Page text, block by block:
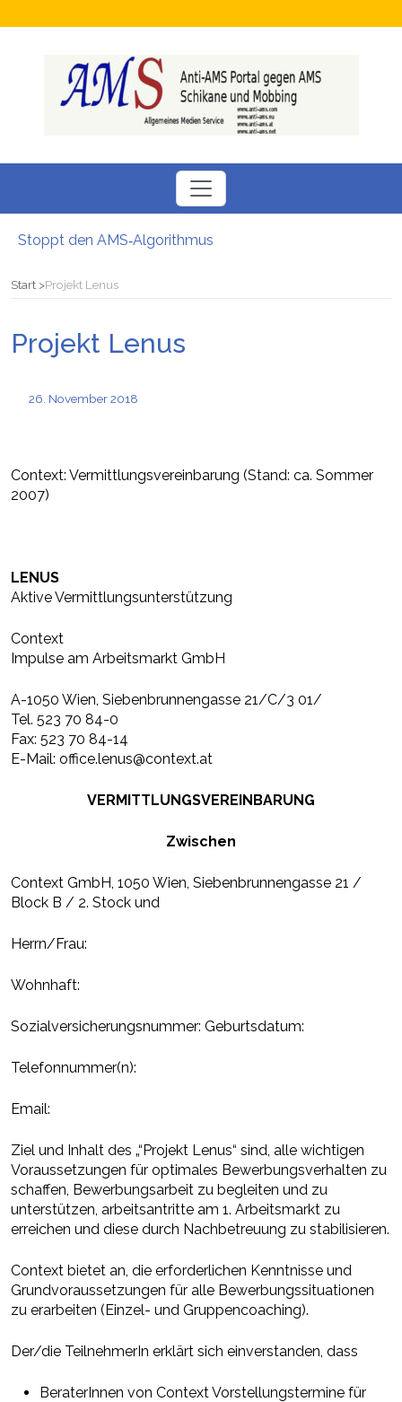
Stoppt den AMS‑Algorithmus
Start Projekt Lenus
Projekt Lenus
26. November 2018
Context: Vermittlungsvereinbarung (Stand: ca. Sommer
2007)
LENUS
Aktive Vermittlungsunterstützung
Context
Impulse am Arbeitsmarkt GmbH
A-1050 Wien, Siebenbrunnengasse 21/C/3 01/
Tel. 523 70 84-0
Fax: 523 70 84-14
E-Mail: office.lenus@context.at
VERMITTLUNGSVEREINBARUNG
Zwischen
Context GmbH, 1050 Wien, Siebenbrunnengasse 21 /
Block B / 2. Stock und
Herrn/Frau:
Wohnhaft:
Sozialversicherungsnummer: Geburtsdatum:
Telefonnummer(n):
Email:
Ziel und Inhalt des „“Projekt Lenus“ sind, alle wichtigen
Voraussetzungen für optimales Bewerbungsverhalten zu
schaffen, Bewerbungsarbeit zu begleiten und zu
unterstützen, arbeitsantritte am 1. Arbeitsmarkt zu
erreichen und diese durch Nachbetreuung zu stabilisieren.
Context bietet an, die erforderlichen Kenntnisse und
Grundvoraussetzungen für alle Bewerbungssituationen
zu erarbeiten (Einzel- und Gruppencoaching).
Der/die TeilnehmerIn erklärt sich einverstanden, dass
BeraterInnen von Context Vorstellungstermine für